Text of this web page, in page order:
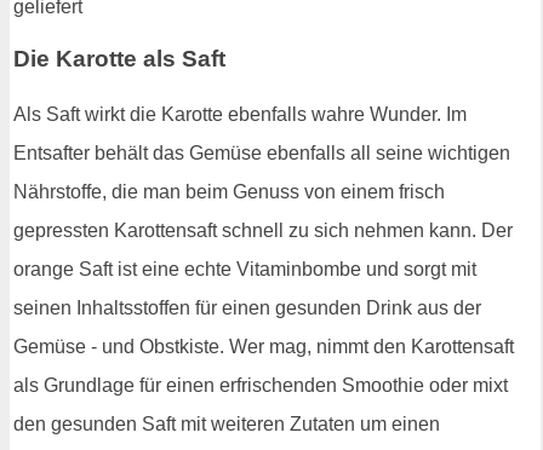
Die Karotte als Saft
Als Saft wirkt die Karotte ebenfalls wahre Wunder. Im
Entsafter behält das Gemüse ebenfalls all seine wichtigen
Nährstoffe, die man beim Genuss von einem frisch
gepressten Karottensaft schnell zu sich nehmen kann. Der
orange Saft ist eine echte Vitaminbombe und sorgt mit
seinen Inhaltsstoffen für einen gesunden Drink aus der
Gemüse - und Obstkiste. Wer mag, nimmt den Karottensaft
als Grundlage für einen erfrischenden Smoothie oder mixt
den gesunden Saft mit weiteren Zutaten um einen